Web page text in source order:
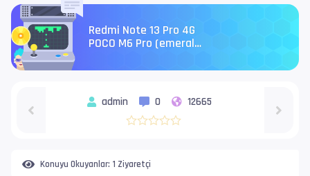
Redmi Note 13 Pro 4G
POCO M6 Pro (emerald)
Yükleme
admin 0 12665
Konuyu Okuyanlar: 1 Ziyaretçi